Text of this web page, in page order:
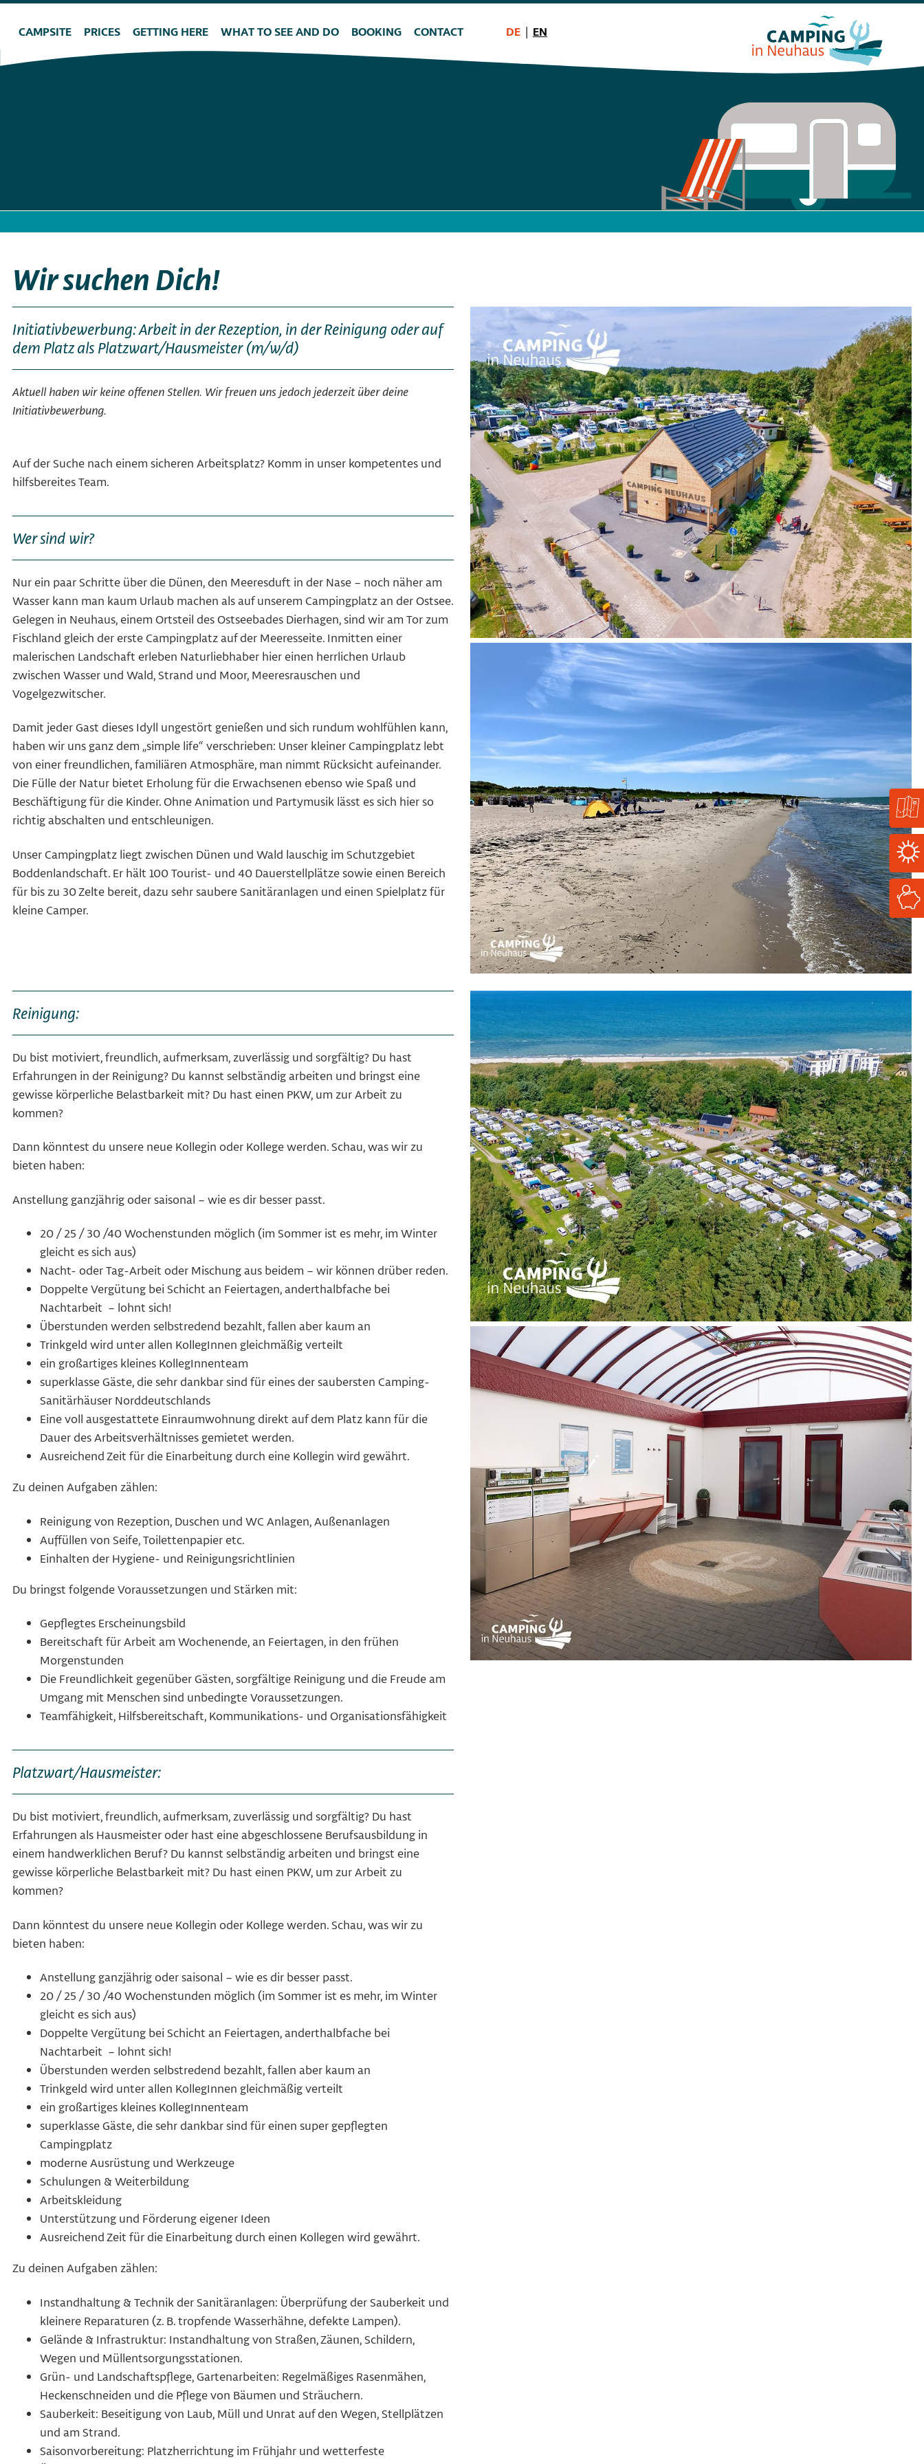
Skip
main
content
FastLinks
Hauptnavigation
CAMPSITE PRICES GETTING HERE WHAT TO SEE AND DO BOOKING CONTACT DE EN
Wir suchen Dich!
Initiativbewerbung: Arbeit in der Rezeption, in der Reinigung oder auf
dem Platz als Platzwart/Hausmeister (m/w/d)
Aktuell haben wir keine offenen Stellen. Wir freuen uns jedoch jederzeit über deine
Initiativbewerbung.
Auf der Suche nach einem sicheren Arbeitsplatz? Komm in unser kompetentes und
hilfsbereites Team.
Wer sind wir?
Nur ein paar Schritte über die Dünen, den Meeresduft in der Nase – noch näher am
Wasser kann man kaum Urlaub machen als auf unserem Campingplatz an der Ostsee.
Gelegen in Neuhaus, einem Ortsteil des Ostseebades Dierhagen, sind wir am Tor zum
Fischland gleich der erste Campingplatz auf der Meeresseite. Inmitten einer
malerischen Landschaft erleben Naturliebhaber hier einen herrlichen Urlaub
zwischen Wasser und Wald, Strand und Moor, Meeresrauschen und
Vogelgezwitscher.
Damit jeder Gast dieses Idyll ungestört genießen und sich rundum wohlfühlen kann,
haben wir uns ganz dem „simple life“ verschrieben: Unser kleiner Campingplatz lebt
von einer freundlichen, familiären Atmosphäre, man nimmt Rücksicht aufeinander.
Die Fülle der Natur bietet Erholung für die Erwachsenen ebenso wie Spaß und
Beschäftigung für die Kinder. Ohne Animation und Partymusik lässt es sich hier so
richtig abschalten und entschleunigen.
Unser Campingplatz liegt zwischen Dünen und Wald lauschig im Schutzgebiet
Boddenlandschaft. Er hält 100 Tourist- und 40 Dauerstellplätze sowie einen Bereich
für bis zu 30 Zelte bereit, dazu sehr saubere Sanitäranlagen und einen Spielplatz für
kleine Camper.
Reinigung:
Du bist motiviert, freundlich, aufmerksam, zuverlässig und sorgfältig? Du hast
Erfahrungen in der Reinigung? Du kannst selbständig arbeiten und bringst eine
gewisse körperliche Belastbarkeit mit? Du hast einen PKW, um zur Arbeit zu
kommen?
Dann könntest du unsere neue Kollegin oder Kollege werden. Schau, was wir zu
bieten haben:
Anstellung ganzjährig oder saisonal – wie es dir besser passt.
20 / 25 / 30 /40 Wochenstunden möglich (im Sommer ist es mehr, im Winter
gleicht es sich aus)
Nacht- oder Tag-Arbeit oder Mischung aus beidem – wir können drüber reden.
Doppelte Vergütung bei Schicht an Feiertagen, anderthalbfache bei
Nachtarbeit – lohnt sich!
Überstunden werden selbstredend bezahlt, fallen aber kaum an
Trinkgeld wird unter allen KollegInnen gleichmäßig verteilt
ein großartiges kleines KollegInnenteam
superklasse Gäste, die sehr dankbar sind für eines der saubersten Camping-
Sanitärhäuser Norddeutschlands
Eine voll ausgestattete Einraumwohnung direkt auf dem Platz kann für die
Dauer des Arbeitsverhältnisses gemietet werden.
Ausreichend Zeit für die Einarbeitung durch eine Kollegin wird gewährt.
Zu deinen Aufgaben zählen:
Reinigung von Rezeption, Duschen und WC Anlagen, Außenanlagen
Auffüllen von Seife, Toilettenpapier etc.
Einhalten der Hygiene- und Reinigungsrichtlinien
Du bringst folgende Voraussetzungen und Stärken mit:
Gepflegtes Erscheinungsbild
Bereitschaft für Arbeit am Wochenende, an Feiertagen, in den frühen
Morgenstunden
Die Freundlichkeit gegenüber Gästen, sorgfältige Reinigung und die Freude am
Umgang mit Menschen sind unbedingte Voraussetzungen.
Teamfähigkeit, Hilfsbereitschaft, Kommunikations- und Organisationsfähigkeit
Platzwart/Hausmeister:
Du bist motiviert, freundlich, aufmerksam, zuverlässig und sorgfältig? Du hast
Erfahrungen als Hausmeister oder hast eine abgeschlossene Berufsausbildung in
einem handwerklichen Beruf? Du kannst selbständig arbeiten und bringst eine
gewisse körperliche Belastbarkeit mit? Du hast einen PKW, um zur Arbeit zu
kommen?
Dann könntest du unsere neue Kollegin oder Kollege werden. Schau, was wir zu
bieten haben:
Anstellung ganzjährig oder saisonal – wie es dir besser passt.
20 / 25 / 30 /40 Wochenstunden möglich (im Sommer ist es mehr, im Winter
gleicht es sich aus)
Doppelte Vergütung bei Schicht an Feiertagen, anderthalbfache bei
Nachtarbeit – lohnt sich!
Überstunden werden selbstredend bezahlt, fallen aber kaum an
Trinkgeld wird unter allen KollegInnen gleichmäßig verteilt
ein großartiges kleines KollegInnenteam
superklasse Gäste, die sehr dankbar sind für einen super gepflegten
Campingplatz
moderne Ausrüstung und Werkzeuge
Schulungen & Weiterbildung
Arbeitskleidung
Unterstützung und Förderung eigener Ideen
Ausreichend Zeit für die Einarbeitung durch einen Kollegen wird gewährt.
Zu deinen Aufgaben zählen:
Instandhaltung & Technik der Sanitäranlagen: Überprüfung der Sauberkeit und
kleinere Reparaturen (z. B. tropfende Wasserhähne, defekte Lampen).
Gelände & Infrastruktur: Instandhaltung von Straßen, Zäunen, Schildern,
Wegen und Müllentsorgungsstationen.
Grün- und Landschaftspflege, Gartenarbeiten: Regelmäßiges Rasenmähen,
Heckenschneiden und die Pflege von Bäumen und Sträuchern.
Sauberkeit: Beseitigung von Laub, Müll und Unrat auf den Wegen, Stellplätzen
und am Strand.
Saisonvorbereitung: Platzherrichtung im Frühjahr und wetterfeste